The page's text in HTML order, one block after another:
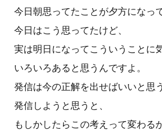
今日朝思ってたことが夕方になっ
今日はこう思ってたけど、
実は明日になってこういうことに
いろいろあると思うんですよ。
発信は今の正解を出せばいいと思
発信しようと思うと、
もしかしたらこの考えって変わる